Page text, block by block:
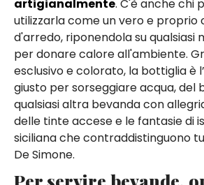
artigianalmente. C'è anche chi
utilizzarla come un vero e
d'arredo, riponendola su qualsiasi
per donare calore all'ambiente.
esclusivo e colorato, la bottiglia è
giusto per sorseggiare acqua, del
qualsiasi altra bevanda con
delle tinte accese e le fantasie di
siciliana che contraddistinguono
De Simone.
Per servire bevande,